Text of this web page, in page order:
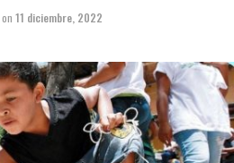
on 11 diciembre, 2022